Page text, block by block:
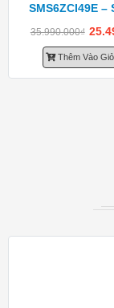
SMS6ZCI49E –
35.990.000₫
Thêm Vào